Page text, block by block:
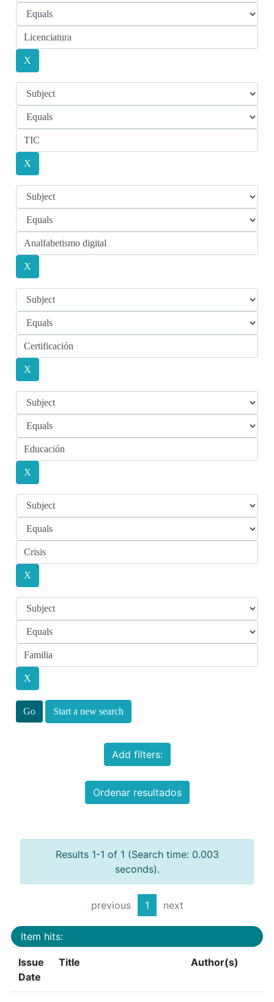
Start a new search
Add filters:
Ordenar resultados
Results 1-1 of 1 (Search time: 0.003
seconds).
previous 1 next
Item hits:
Issue
Date
Title Author(s)